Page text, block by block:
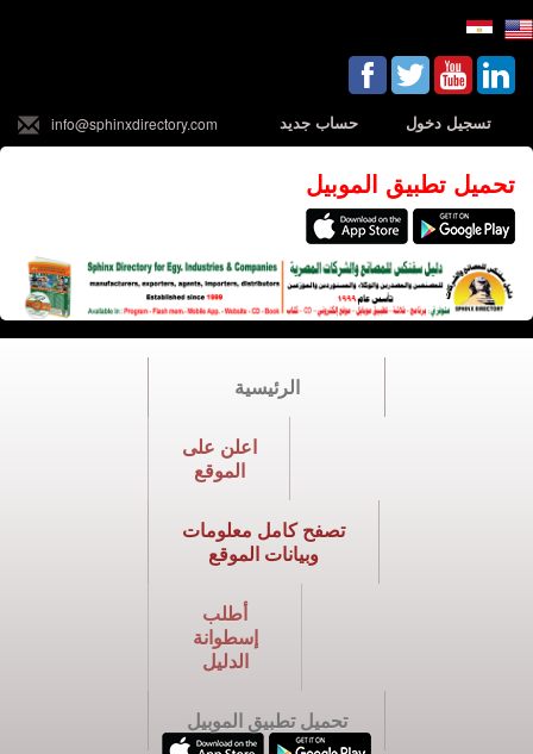
تسجيل دخول حساب جديد info@sphinxdirectory.com
تحميل تطبيق الموبيل
الرئيسية
اعلن على
الموقع
تصفح كامل معلومات
وبيانات الموقع
أطلب
إسطوانة
الدليل
تحميل تطبيق الموبيل